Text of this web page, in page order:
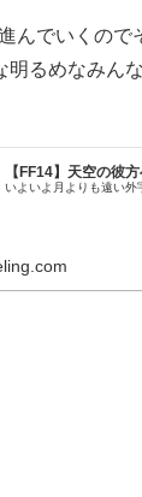
んでいくので
明るめなみん
【FF14】天空の彼
いよいよ月よりも遠い外